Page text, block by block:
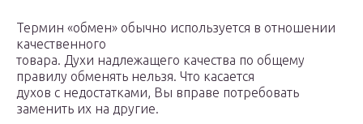
Термин «обмен» обычно используется в отношении
качественного
товара. Духи надлежащего качества по общему
правилу обменять нельзя. Что касается
духов с недостатками, Вы вправе потребовать
заменить их на другие.